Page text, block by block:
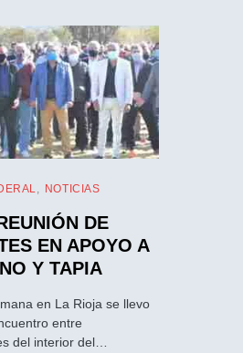
NOTICIAS
DE
EN APOYO A
Y TAPIA
en La Rioja se llevo
entre
del interior del…